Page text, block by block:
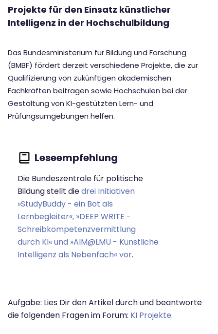
Projekte für den Einsatz künstlicher
Intelligenz in der Hochschulbildung
Das Bundesministerium für Bildung und Forschung
(BMBF) fördert derzeit verschiedene Projekte, die zur
Qualifizierung von zukünftigen akademischen
Fachkräften beitragen sowie Hochschulen bei der
Gestaltung von KI-gestützten Lern- und
Prüfungsumgebungen helfen.
Die Bundeszentrale für politische
Bildung stellt diedrei Initiativen
»StudyBuddy - ein Bot als
Lernbegleiter«, »DEEP WRITE -
Schreibkompetenzvermittlung
durch KI« und »AIM@LMU - Künstliche
Intelligenz als Nebenfach« vor.
Aufgabe: Lies Dir den Artikel durch und beantworte
die folgenden Fragen im Forum: KI Projekte.